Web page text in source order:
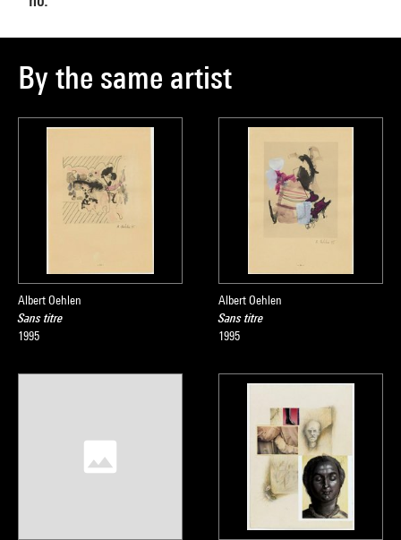
By the same artist
Albert Oehlen
Sans titre
1995
Albert Oehlen
Sans titre
1995